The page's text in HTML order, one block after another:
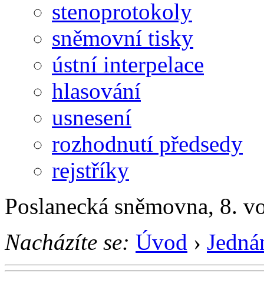
stenoprotokoly
sněmovní tisky
ústní interpelace
hlasování
usnesení
rozhodnutí předsedy
rejstříky
Poslanecká sněmovna, 8.
Nacházíte se: Úvod ›